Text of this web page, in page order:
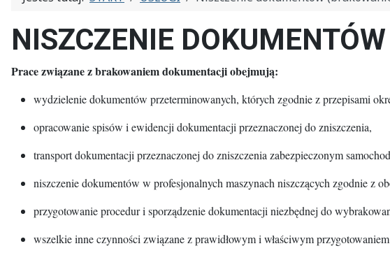
NISZCZENIE
Prace związane z brakowaniem dokumentacji obejmują:
wydzielenie dokumentów przeterminowanych, których zgodnie z przepisami
opracowanie spisów i ewidencji dokumentacji przeznaczonej do zniszczenia,
transport dokumentacji przeznaczonej do zniszczenia zabezpieczonym
niszczenie dokumentów w profesjonalnych maszynach niszczących zgodnie z
przygotowanie procedur i sporządzenie dokumentacji niezbędnej do
wszelkie inne czynności związane z prawidłowym i właściwym